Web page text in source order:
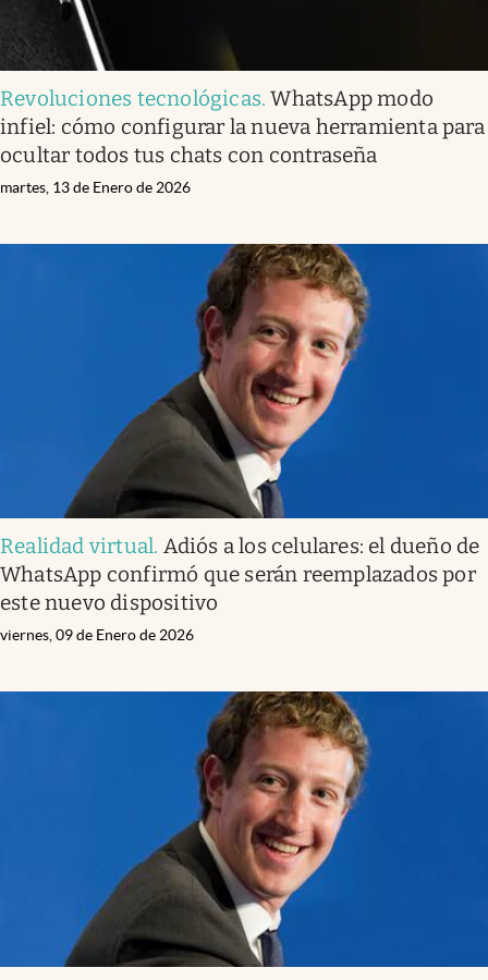
Revoluciones tecnológicas.WhatsApp modo
infiel: cómo configurar la nueva herramienta para
ocultar todos tus chats con contraseña
martes, 13 de Enero de 2026
Realidad virtual. Adiós a los celulares: el dueño de
WhatsApp confirmó que serán reemplazados por
este nuevo dispositivo
viernes, 09 de Enero de 2026